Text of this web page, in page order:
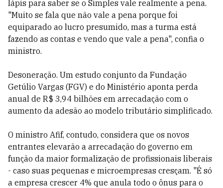
lápis para saber se o Simples vale realmente a pena.
"Muito se fala que não vale a pena porque foi
equiparado ao lucro presumido, mas a turma está
fazendo as contas e vendo que vale a pena", confia o
ministro.
Desoneração. Um estudo conjunto da Fundação
Getúlio Vargas (FGV) e do Ministério aponta perda
anual de R$ 3,94 bilhões em arrecadação com o
aumento da adesão ao modelo tributário simplificado.
O ministro Afif, contudo, considera que os novos
entrantes elevarão a arrecadação do governo em
função da maior formalização de profissionais liberais
- caso suas pequenas e microempresas cresçam. "É só
a empresa crescer 4% que anula todo o ônus para o